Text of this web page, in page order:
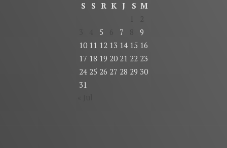
S
S R K J S M
5 7
9
10 11 12 13 14 15 16
17 18 19 20 21 22 23
24 25 26 27 28 29 30
31